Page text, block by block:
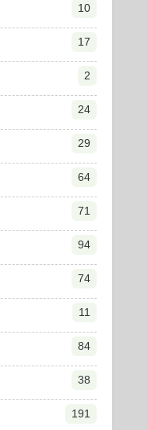
10
17
2
24
29
64
71
94
74
11
84
38
191